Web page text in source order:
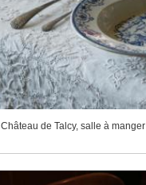
Château de Talcy, salle à manger